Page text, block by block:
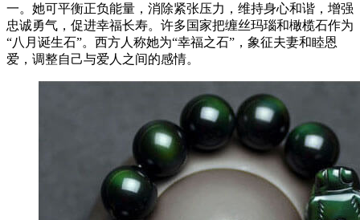
一。她可平衡正负能量，消除紧张压力，维持身心和谐，增强
忠诚勇气，促进幸福长寿。许多国家把缠丝玛瑙和橄榄石作为
“八月诞生石”。西方人称她为“幸福之石”，象征夫妻和睦恩
爱，调整自己与爱人之间的感情。